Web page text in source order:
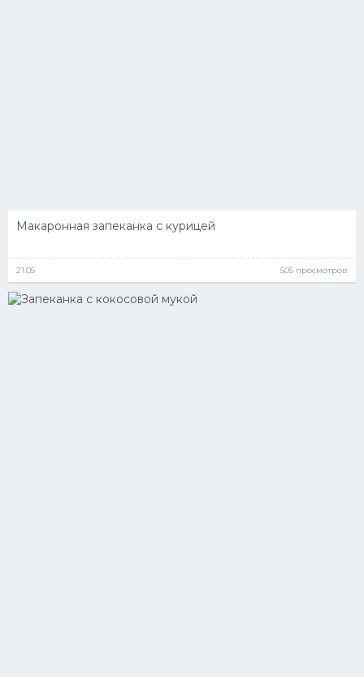
Макаронная запеканка с курицей
21.05 505 просмотров